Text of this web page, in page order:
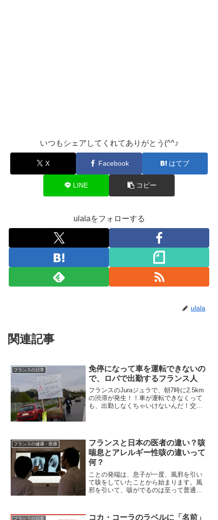
いつもシェアしてくれてありがとう(^^♪
X Facebook はてブ
LINE コピー
ulalaをフォローする
ulala
関連記事
フランスの日常
免停になって車を運転できないの
で、ロバで出勤するフランス人
フランスのJuraジュラで、朝7時に2.5km
の渋滞が発生！！車が運転できなくって
も、出勤しなくちゃいけないんだ！交通
フランスの健康・医療
フランスと日本の医者の違い？咳
喘息とアレルギー性咳の違いって
何？
ことの発端は、息子が一度、風邪を引い
て咳をしていたことから始まります。風
邪を引いて、咳がでるのは至って普通。
が止まらないのだそこで、一般医に行く
フランスの日常
コカ・コーラのラベルに「名前」